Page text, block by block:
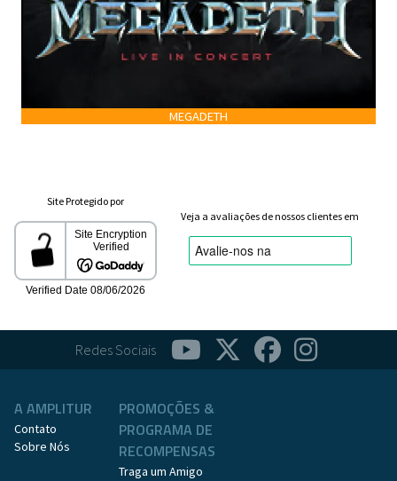
MEGADETH
Site Protegido por
Veja a avaliações de nossos clientes em
Redes Sociais
A AMPLITUR
Contato
Sobre Nós
PROMOÇÕES &
PROGRAMA DE
RECOMPENSAS
Traga um Amigo